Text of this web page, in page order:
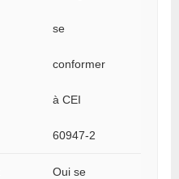
se
conformer
à CEI
60947-2
Oui se